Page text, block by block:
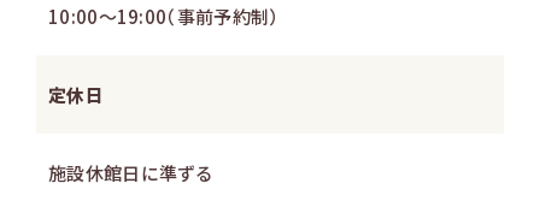
10:00～19:00（事前予約制）
定休日
施設休館日に準ずる